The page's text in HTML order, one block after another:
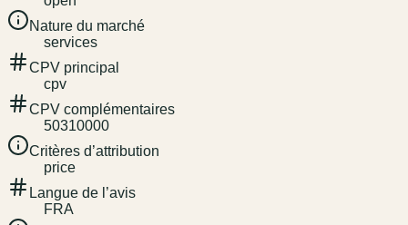
Nature du marché
services
CPV principal
cpv
CPV complémentaires
50310000
Critères d’attribution
price
Langue de l’avis
FRA